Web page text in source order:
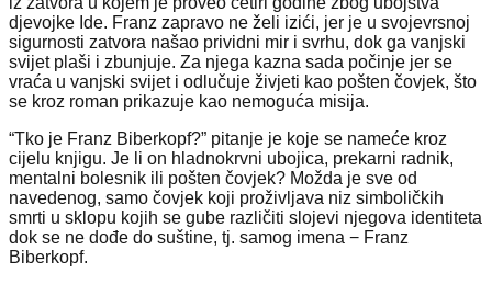
djevojke Ide. Franz zapravo ne želi izići, jer je u svojevrsnoj
sigurnosti zatvora našao prividni mir i svrhu, dok ga vanjski
svijet plaši i zbunjuje. Za njega kazna sada počinje jer se
vraća u vanjski svijet i odlučuje živjeti kao pošten čovjek, što
se kroz roman prikazuje kao nemoguća misija.
“Tko je Franz Biberkopf?” pitanje je koje se nameće kroz
cijelu knjigu. Je li on hladnokrvni ubojica, prekarni radnik,
mentalni bolesnik ili pošten čovjek? Možda je sve od
navedenog, samo čovjek koji proživljava niz simboličkih
smrti u sklopu kojih se gube različiti slojevi njegova identiteta
dok se ne dođe do suštine, tj. samog imena − Franz
Biberkopf.